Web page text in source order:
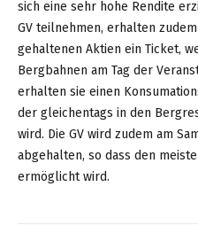
sich eine sehr hohe Rendite
GV teilnehmen, erhalten
gehaltenen Aktien ein Ticket,
Bergbahnen am Tag der
erhalten sie einen
der gleichentags in den
wird. Die GV wird zudem am
abgehalten, so dass den
ermöglicht wird.